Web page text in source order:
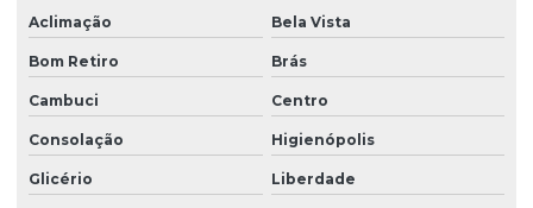
Levantamento planialtimétrico custo
Levantamento planialtimétrico do terreno
Levantamento planialtimétrico georreferenciado
Levantamento planialtimétrico preço
Levantamento planialtimétrico quanto custa
Aclimação Bela Vista
Bom Retiro Brás
Cambuci Centro
Consolação Higienópolis
Glicério Liberdade